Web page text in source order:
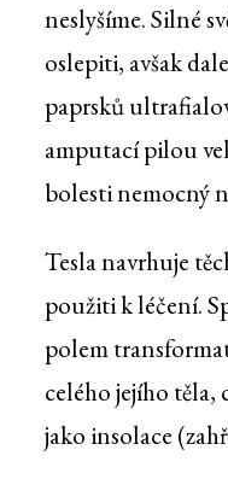
neslyšíme. Silné
oslepiti, avšak
paprsků
amputací pilou
bolesti nemocný
Tesla navrhuje
použiti k léčení.
polem
celého jejího
jako insolace